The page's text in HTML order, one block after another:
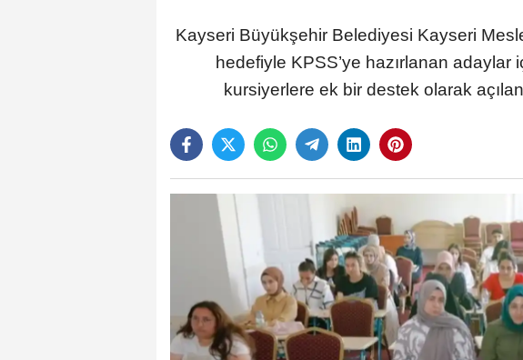
Kayseri Büyükşehir Belediyesi Kayseri
hedefiyle KPSS’ye hazırlanan adaylar
kursiyerlere ek bir destek olarak